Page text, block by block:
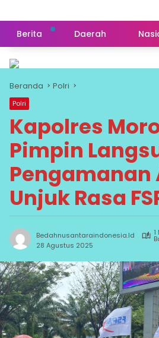
Berita Daerah
Beranda Polri
Polri
Kapolres
Pimpin
Pengamanan
Unjuk Rasa
Bedahnusantaraindonesia.id
28 Agustus 2025